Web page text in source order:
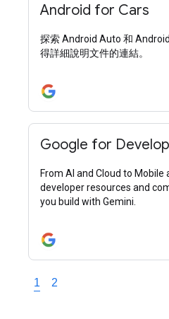
Android for Cars
探索 Android Auto 和
得詳細說明文件的連結。
Google for
From AI and Cloud to Mobile
developer resources and
you build with Gemini.
1 2